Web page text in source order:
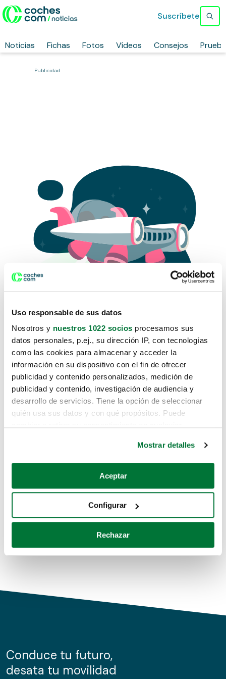
Uso responsable de sus datos
Nosotros y nuestros 1022 socios procesamos sus
datos personales, p.ej., su dirección IP, con tecnologías
como las cookies para almacenar y acceder la
información en su dispositivo con el fin de ofrecer
publicidad y contenido personalizados, medición de
publicidad y contenido, investigación de audiencia y
desarrollo de servicios. Tiene la opción de seleccionar
quién usa sus datos y con qué propósitos. Puede
Si lo permite, también quisiéramos:
Recopilar información sobre su ubicación geográfica
Identificar su dispositivo analizándolo activamente
para buscar características específicas (huellas
Obtenga más información sobre cómo se procesan sus
de cookies.
información sobre el uso que haga del sitio web con
nuestros partners de redes sociales, publicidad y análisis
Mostrar detalles
Aceptar
Configurar
Rechazar
Noticias Fichas Fotos Vídeos Consejos
Suscríbete
Publicidad
Lo sentimos, no sabemos como
te hemos traido hasta aquí.
Pero puedes encontrar el coche que estás
buscando en alguno de estos enlaces:
Coches de segunda mano
Coches de km0
Conduce tu futuro,
desata tu movilidad